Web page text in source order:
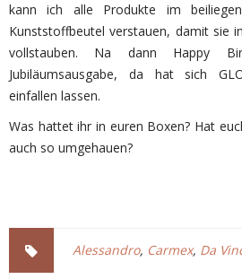
kann ich alle Produkte im
Kunststoffbeutel verstauen, damit sie
vollstauben. Na dann Happy
Jubiläumsausgabe, da hat sich
einfallen lassen.
Was hattet ihr in euren Boxen? Hat
auch so umgehauen?
Alessandro, Carmex, Da